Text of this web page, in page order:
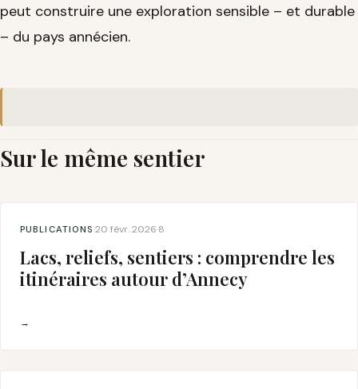
peut construire une exploration sensible – et durable
– du pays annécien.
Sur le même sentier
PUBLICATIONS·20 févr. 2026·8
Lacs, reliefs, sentiers : comprendre les
itinéraires autour d’Annecy
→